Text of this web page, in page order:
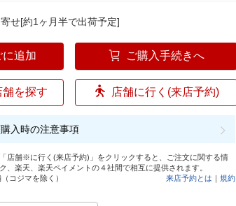
せ[約1ヶ月半で出荷予定]
追加 ご購入手続きへ
を探す 店舗に行く(来店予約)
入時の注意事項
店舗※に行く(来店予約)」をクリックすると、ご注文に関する情
、楽天、楽天ペイメントの４社間で相互に提供されます。
コジマを除く）
来店予約とは ｜規約